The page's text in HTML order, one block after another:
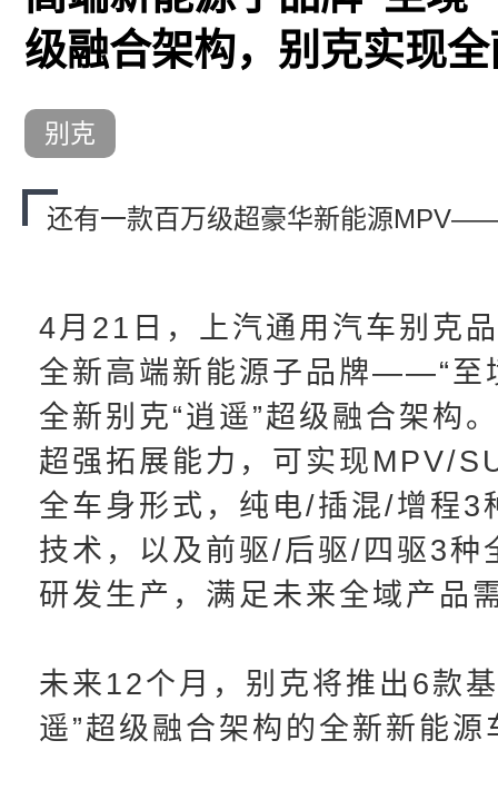
级融合架构，别克实现
别克
还有一款百万级超豪华新能源
4月21日，上汽通用汽车别克
全新高端新能源子品牌——“至
全新别克“逍遥”超级融合架构
超强拓展能力，可实现MPV/
全车身形式，纯电/插混/增程3
技术，以及前驱/后驱/四驱3种
研发生产，满足未来全域产品
未来12个月，别克将推出6款
遥”超级融合架构的全新新能源